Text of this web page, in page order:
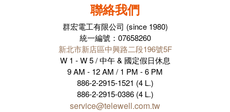
聯絡我們
群宏電工有限公司 (since 1980)
統一編號：07658260
新北市新店區中興路二段196號5F
W 1 - W 5 / 中午 & 國定假日休息
9 AM - 12 AM / 1 PM - 6 PM
886-2-2915-1521 (4 L.)
886-2-2915-0386 (4 L.)
service@telewell.com.tw